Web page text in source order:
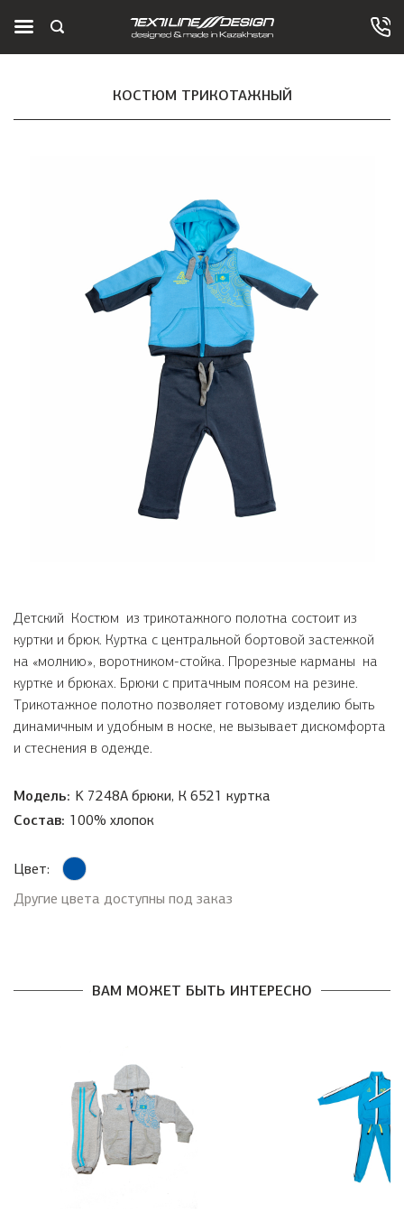
КОСТЮМ ТРИКОТАЖНЫЙ
Детский Костюм из трикотажного полотна состоит из
куртки и брюк. Куртка с центральной бортовой застежкой
на «молнию», воротником-стойка. Прорезные карманы на
куртке и брюках. Брюки с притачным поясом на резине.
Трикотажное полотно позволяет готовому изделию быть
динамичным и удобным в носке, не вызывает дискомфорта
и стеснения в одежде.
Модель: K 7248А брюки, К 6521 куртка
Состав: 100% хлопок
Цвет:
Другие цвета доступны под заказ
ВАМ МОЖЕТ БЫТЬ ИНТЕРЕСНО